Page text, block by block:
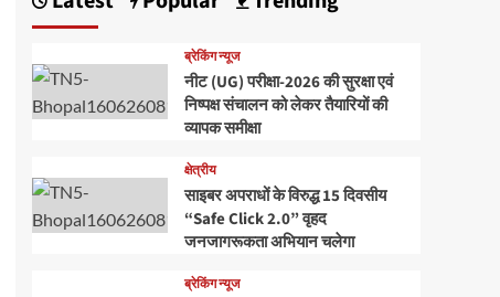
ब्रेकिंग न्यूज
नीट (UG) परीक्षा-2026 की सुरक्षा एवं
निष्पक्ष संचालन को लेकर तैयारियों की
व्यापक समीक्षा
क्षेत्रीय
साइबर अपराधों के विरुद्ध 15 दिवसीय
“Safe Click 2.0” वृहद
जनजागरूकता अभियान चलेगा
ब्रेकिंग न्यूज